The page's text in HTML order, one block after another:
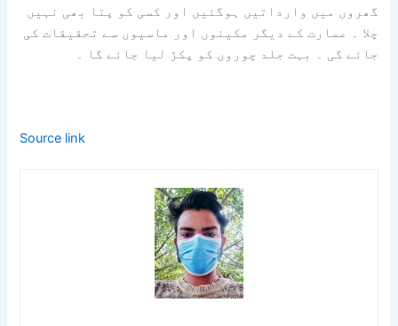
گھروں میں وارداتیں ہوگئیں اور کسی کو پتا بھی نہیں
چلا ۔ عمارت کے دیگر مکینوں اور ماسیوں سے تحقیقات کی
جائے گی ۔ بہت جلد چوروں کو پکڑ لیا جائے گا ۔
Source link